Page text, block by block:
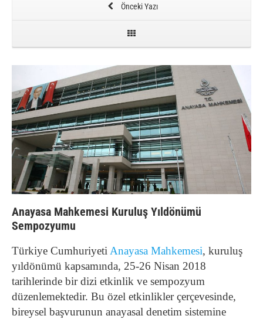
Önceki Yazı
Anayasa Mahkemesi Kuruluş Yıldönümü
Sempozyumu
Türkiye CumhuriyetiAnayasa Mahkemesi, kuruluş
yıldönümü kapsamında, 25-26 Nisan 2018
tarihlerinde bir dizi etkinlik ve sempozyum
düzenlemektedir. Bu özel etkinlikler çerçevesinde,
bireysel başvurunun anayasal denetim sistemine